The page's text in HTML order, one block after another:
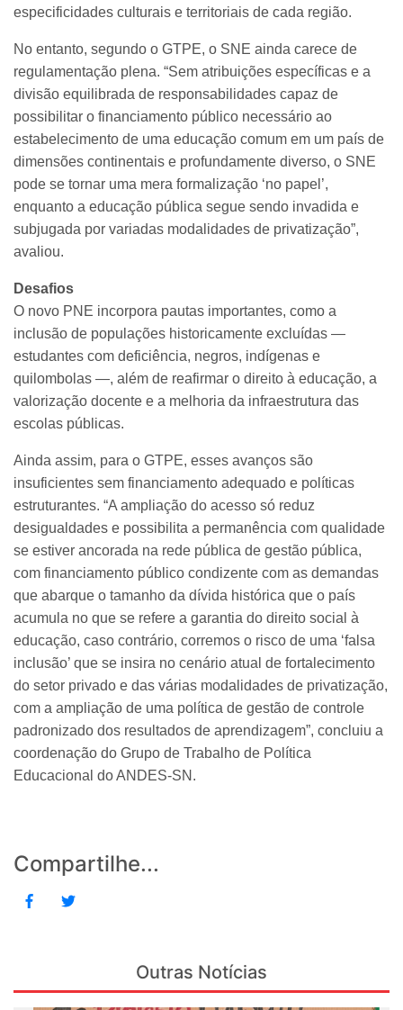
especificidades culturais e territoriais de cada região.
No entanto, segundo o GTPE, o SNE ainda carece de
regulamentação plena. “Sem atribuições específicas e a
divisão equilibrada de responsabilidades capaz de
possibilitar o financiamento público necessário ao
estabelecimento de uma educação comum em um país de
dimensões continentais e profundamente diverso, o SNE
pode se tornar uma mera formalização ‘no papel’,
enquanto a educação pública segue sendo invadida e
subjugada por variadas modalidades de privatização”,
avaliou.
Desafios
O novo PNE incorpora pautas importantes, como a
inclusão de populações historicamente excluídas —
estudantes com deficiência, negros, indígenas e
quilombolas —, além de reafirmar o direito à educação, a
valorização docente e a melhoria da infraestrutura das
escolas públicas.
Ainda assim, para o GTPE, esses avanços são
insuficientes sem financiamento adequado e políticas
estruturantes. “A ampliação do acesso só reduz
desigualdades e possibilita a permanência com qualidade
se estiver ancorada na rede pública de gestão pública,
com financiamento público condizente com as demandas
que abarque o tamanho da dívida histórica que o país
acumula no que se refere a garantia do direito social à
educação, caso contrário, corremos o risco de uma ‘falsa
inclusão’ que se insira no cenário atual de fortalecimento
do setor privado e das várias modalidades de privatização,
com a ampliação de uma política de gestão de controle
padronizado dos resultados de aprendizagem”, concluiu a
coordenação do Grupo de Trabalho de Política
Educacional do ANDES-SN.
Compartilhe...
Outras Notícias